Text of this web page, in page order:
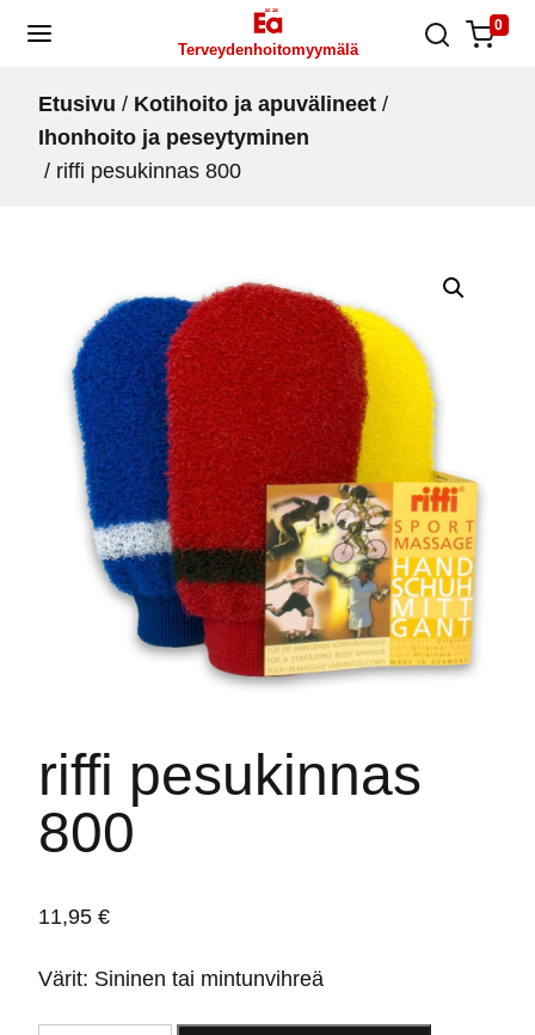
Skip
Terveydenhoitomyymälä
0
Etusivu / Kotihoito ja apuvälineet /
Ihonhoito ja peseytyminen
/ riffi pesukinnas 800
riffi pesukinnas
800
11,95 €
Värit: Sininen tai mintunvihreä